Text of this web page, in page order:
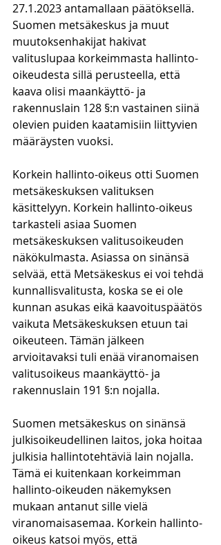
27.1.2023 antamallaan päätöksellä.
Suomen metsäkeskus ja muut
muutoksenhakijat hakivat
valituslupaa korkeimmasta hallinto-
oikeudesta sillä perusteella, että
kaava olisi maankäyttö- ja
rakennuslain 128 §:n vastainen siinä
olevien puiden kaatamisiin liittyvien
määräysten vuoksi.
Korkein hallinto-oikeus otti Suomen
metsäkeskuksen valituksen
käsittelyyn. Korkein hallinto-oikeus
tarkasteli asiaa Suomen
metsäkeskuksen valitusoikeuden
näkökulmasta. Asiassa on sinänsä
selvää, että Metsäkeskus ei voi tehdä
kunnallisvalitusta, koska se ei ole
kunnan asukas eikä kaavoituspäätös
vaikuta Metsäkeskuksen etuun tai
oikeuteen. Tämän jälkeen
arvioitavaksi tuli enää viranomaisen
valitusoikeus maankäyttö- ja
rakennuslain 191 §:n nojalla.
Suomen metsäkeskus on sinänsä
julkisoikeudellinen laitos, joka hoitaa
julkisia hallintotehtäviä lain nojalla.
Tämä ei kuitenkaan korkeimman
hallinto-oikeuden näkemyksen
mukaan antanut sille vielä
viranomaisasemaa. Korkein hallinto-
oikeus katsoi myös, että